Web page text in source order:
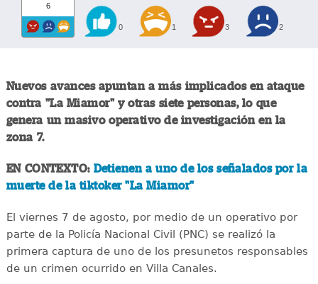
6
0 1 3 2
Nuevos avances apuntan a más implicados en ataque
contra "La Miamor" y otras siete personas, lo que
genera un masivo operativo de investigación en la
zona 7.
EN CONTEXTO: Detienen a uno de los señalados por la
muerte de la tiktoker "La Miamor"
El viernes 7 de agosto, por medio de un operativo por
parte de la Policía Nacional Civil (PNC) se realizó la
primera captura de uno de los presunetos responsables
de un crimen ocurrido en Villa Canales.